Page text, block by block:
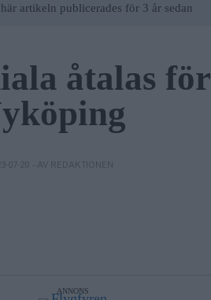
artikeln publicerades för 3 år sedan
åtalas för
07-20 – AV REDAKTIONEN
ANNONS